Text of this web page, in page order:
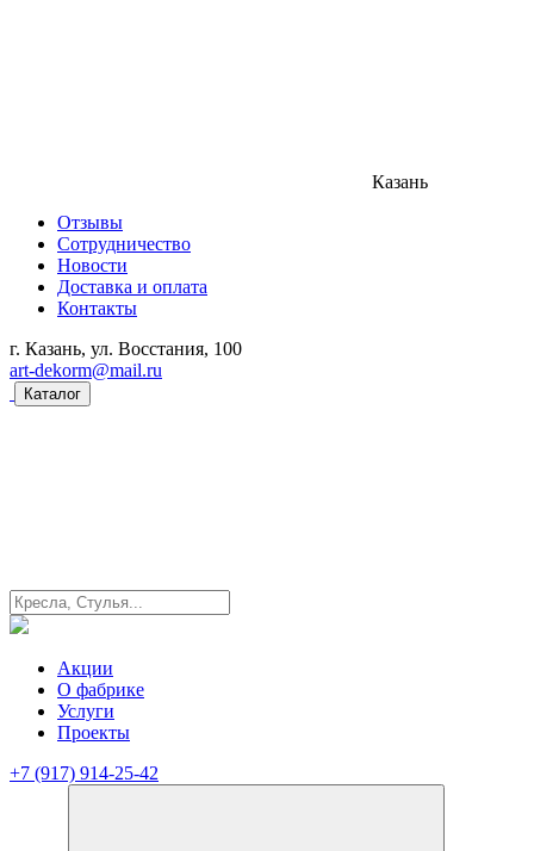
Казань
Отзывы
Сотрудничество
Новости
Доставка и оплата
Контакты
г. Казань, ул. Восстания, 100
art-dekorm@mail.ru
Каталог
Акции
О фабрике
Услуги
Проекты
+7 (917) 914-25-42